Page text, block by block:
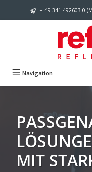
Zum Hauptinhalt springen
+ 49 341 492603-0
Navigation
MIT